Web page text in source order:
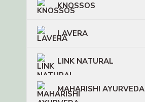
KNOSSOS
LAVERA
LINK NATURAL
MAHARISHI AYURVEDA